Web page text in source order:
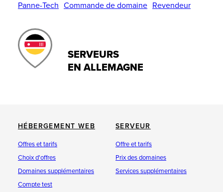
Panne-Tech Commande de domaine Revendeur
SERVEURS
EN ALLEMAGNE
HÉBERGEMENT WEB
Offres et tarifs
Choix d'offres
Domaines supplémentaires
Compte test
SERVEUR
Offre et tarifs
Prix des domaines
Services supplémentaires